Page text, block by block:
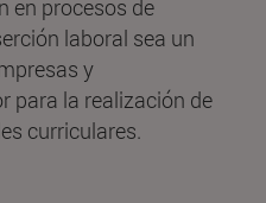
en procesos de
laboral sea un
y
para la realización de
curriculares.